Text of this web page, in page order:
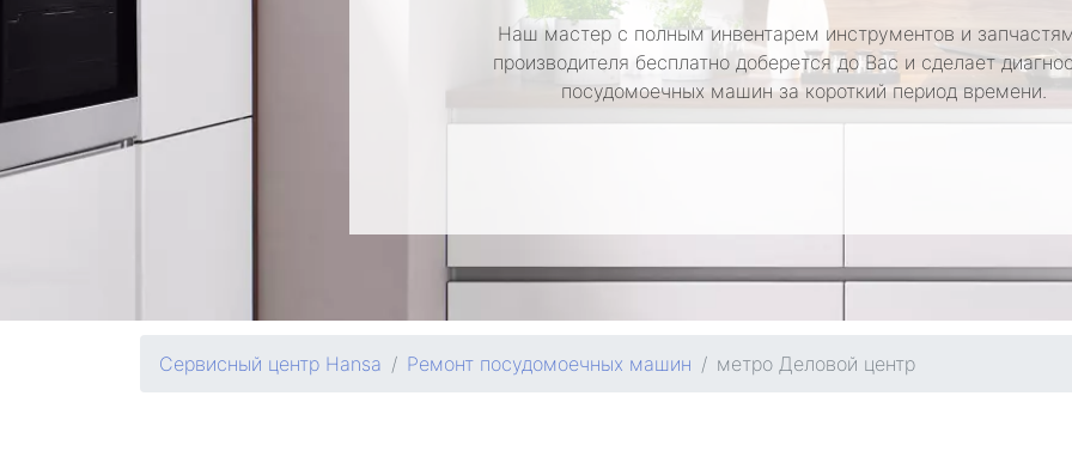
Наш мастер с полным инвентарем инструментов и
производителя бесплатно доберется до Вас и сделает
посудомоечных машин за короткий период времени.
Сервисный центр Hansa Ремонт посудомоечных машин метро Деловой центр